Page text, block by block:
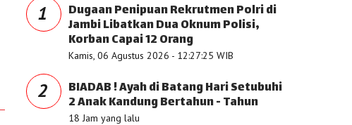
1 Dugaan Penipuan Rekrutmen Polri di
Jambi Libatkan Dua Oknum Polisi,
Korban Capai 12 Orang
Kamis, 06 Agustus 2026 - 12:27:25 WIB
2 BIADAB ! Ayah di Batang Hari Setubuhi
2 Anak Kandung Bertahun - Tahun
18 Jam yang lalu